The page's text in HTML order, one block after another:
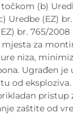
(b)
Uredbe (EZ)
br. 765/
za
niza,
Ugrađen je
od
pristup
zaštite od